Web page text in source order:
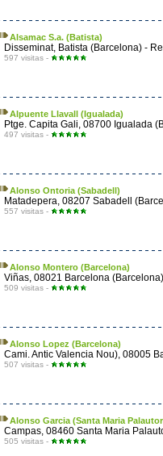
Alsamac S.a. (Batista)
Disseminat, Batista (Barcelona) -
597 visitas -
Alpuente Llavall (Igualada)
Ptge. Capita Gali, 08700 Igualada
497 visitas -
Alonso Ontoria (Sabadell)
Matadepera, 08207 Sabadell
557 visitas -
Alonso Montero (Barcelona)
Viñas, 08021 Barcelona
509 visitas -
Alonso Lopez (Barcelona)
Cami. Antic Valencia Nou), 08005
507 visitas -
Alonso Garcia (Santa Maria
Campas, 08460 Santa Maria
505 visitas -